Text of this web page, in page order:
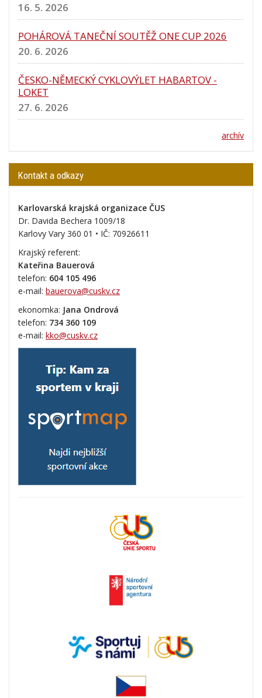
16. 5. 2026
POHÁROVÁ TANEČNÍ SOUTĚŽ ONE CUP 2026
20. 6. 2026
ČESKO-NĚMECKÝ CYKLOVÝLET HABARTOV -
LOKET
27. 6. 2026
archív
Kontakt a odkazy
Karlovarská krajská organizace ČUS
Dr. Davida Bechera 1009/18
Karlovy Vary 360 01 • IČ: 70926611
Krajský referent:
Kateřina Bauerová
telefon: 604 105 496
e-mail: bauerova@cuskv.cz
ekonomka: Jana Ondrová
telefon: 734 360 109
e-mail: kko@cuskv.cz